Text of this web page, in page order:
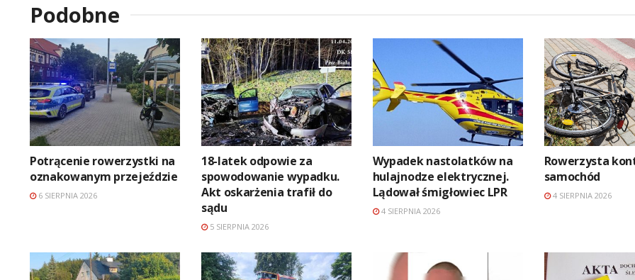
Podobne
Potrącenie rowerzystki na
oznakowanym przejeździe
6 SIERPNIA 2026
18-latek odpowie za
spowodowanie wypadku.
Akt oskarżenia trafił do
sądu
5 SIERPNIA 2026
Wypadek nastolatków na
hulajnodze elektrycznej.
Lądował śmigłowiec LPR
4 SIERPNIA 2026
Rowerzysta
samochód
4 SIERPNIA 2026